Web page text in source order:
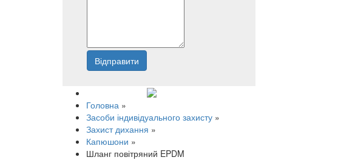
Відправити
Головна »
Засоби індивідуального захисту »
Захист дихання »
Капюшони »
Шланг повітряний EPDM